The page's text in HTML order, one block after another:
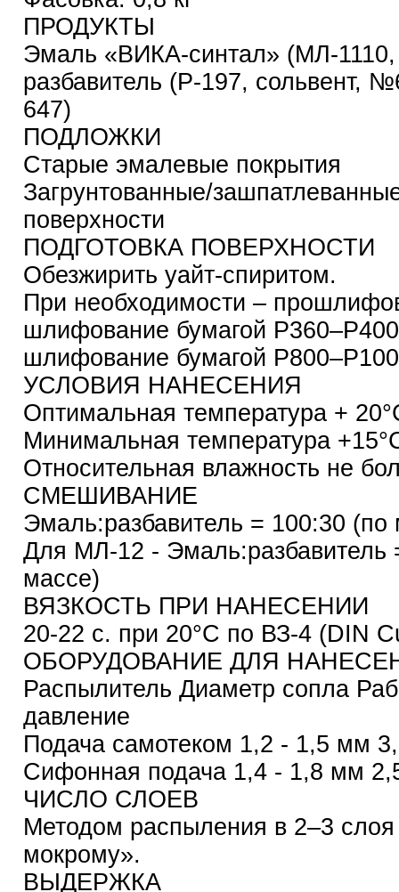
ПРОДУКТЫ
Эмаль «ВИКА-синтал» (МЛ-
разбавитель (Р-197, сольвент,
647)
ПОДЛОЖКИ
Старые эмалевые покрытия
Загрунтованные/
поверхности
ПОДГОТОВКА ПОВЕРХНОСТИ
Обезжирить уайт-спиритом.
При необходимости –
шлифование бумагой
шлифование бумагой
УСЛОВИЯ НАНЕСЕНИЯ
Оптимальная температура +
Минимальная температура
Относительная влажность не
СМЕШИВАНИЕ
Эмаль:разбавитель = 100:30 (по
Для МЛ-12 - Эмаль:разбавитель
массе)
ВЯЗКОСТЬ ПРИ НАНЕСЕНИИ
20-22 с. при 20°С по ВЗ-4 (DIN
ОБОРУДОВАНИЕ ДЛЯ
Распылитель Диаметр сопла
давление
Подача самотеком 1,2 - 1,5 мм
Сифонная подача 1,4 - 1,8 мм
ЧИСЛО СЛОЕВ
Методом распыления в 2–3
мокрому».
ВЫДЕРЖКА